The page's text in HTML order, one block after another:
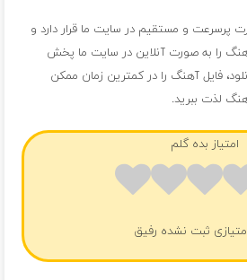
پرسرعت و مستقیم در سایت ما قرار دارد و
را به صورت آنلاین در سایت ما پخش
فایل آهنگ را در کمترین زمان ممکن
لذت ببرید.
امتیاز بده گلم
ثبت نشده رفیق